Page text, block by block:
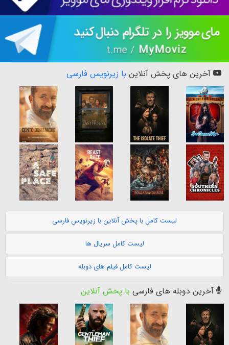
آخرین های پخش آنلاین با زیرنویس فارسی
لیست کامل با پخش آنلاین با زیرنویس فارسی
لیست کامل سریال ها
لیست کامل فیلم های دوبله
آخرین دوبله های فارسی با پخش آنلاین